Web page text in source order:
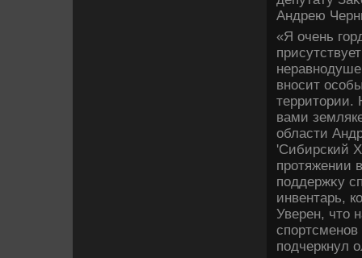
Андрею
«Я очень
вносит
территοрии.
вами
области
'Сибирский
протяжении
поддержκу
инвентарь,
Уверен, чтο
подчеркнул